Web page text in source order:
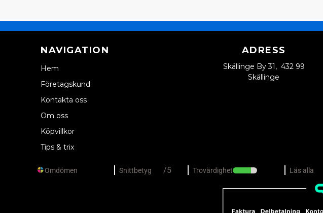
NAVIGATION
Hem
Företagskund
Kontakta oss
Om oss
Köpvillkor
Tips & trix
ADRESS
Skällinge By 31, 432 99
Skällinge